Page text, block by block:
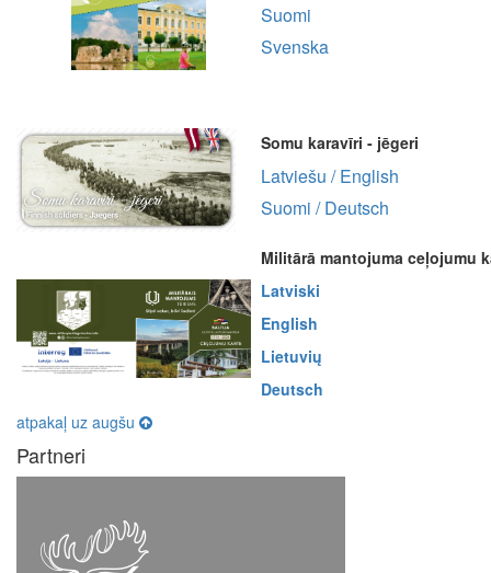
Suomi
Svenska
Somu karavīri - jēgeri
Latviešu / English
Suomi / Deutsch
Militārā mantojuma ceļojumu
Latviski
English
Lietuvių
Deutsch
atpakaļ uz augšu
Partneri